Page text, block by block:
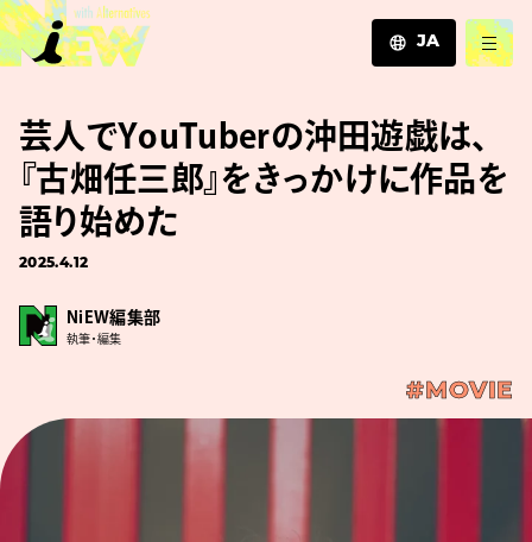
JA
EN
ZH
芸人でYouTuberの沖田遊戯は、
『古畑任三郎』をきっかけに作品を
語り始めた
2025.4.12
NiEW編集部
執筆・編集
#MOVIE